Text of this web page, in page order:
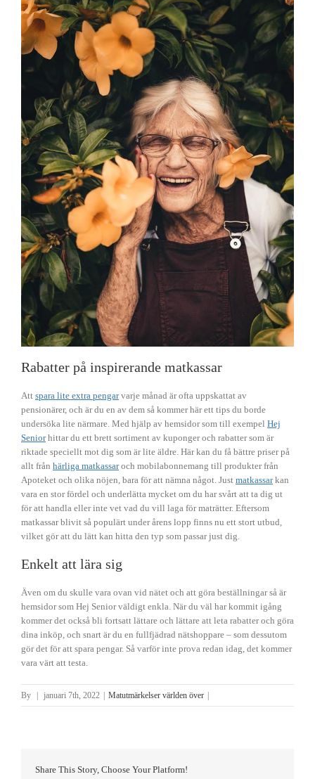
Rabatter på inspirerande matkassar
Att spara lite extra pengarvarje månad är ofta uppskattat av
pensionärer, och är du en av dem så kommer här ett tips du borde
undersöka lite närmare. Med hjälp av hemsidor som till exempel Hej
Seniorhittar du ett brett sortiment av kuponger och rabatter som är
riktade speciellt mot dig som är lite äldre. Här kan du få bättre priser på
allt från härliga matkassaroch mobilabonnemang till produkter från
Apoteket och olika nöjen, bara för att nämna något. Just matkassarkan
vara en stor fördel och underlätta mycket om du har svårt att ta dig ut
för att handla eller inte vet vad du vill laga för maträtter. Eftersom
matkassar blivit så populärt under årens lopp finns nu ett stort utbud,
vilket gör att du lätt kan hitta den typ som passar just dig.
Enkelt att lära sig
Även om du skulle vara ovan vid nätet och att göra beställningar så är
hemsidor som Hej Senior väldigt enkla. När du väl har kommit igång
kommer det också bli fortsatt lättare och lättare att leta rabatter och göra
dina inköp, och snart är du en fullfjädrad nätshoppare – som dessutom
gör det för att spara pengar. Så varför inte prova redan idag, det kommer
vara värt att testa.
By januari 7th, 2022 Matutmärkelser världen över
Share This Story, Choose Your Platform!